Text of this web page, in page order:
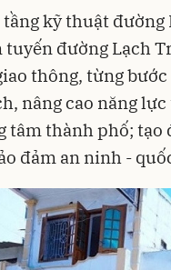
tầng kỹ thuật đường
đường Lạch
thông, từng
nâng cao năng
tâm thành phố;
đảm an ninh -